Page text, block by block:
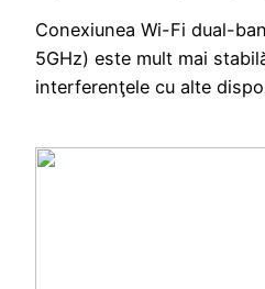
Conexiunea Wi-Fi dual-
5GHz) este mult mai
interferenţele cu alte